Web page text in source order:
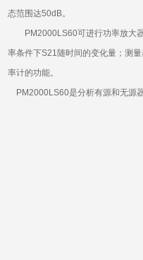
态范围达50dB。
PM2000LS60可进行功率放大
率条件下S21随时间的变化量；测
率计的功能。
PM2000LS60是分析有源和无源